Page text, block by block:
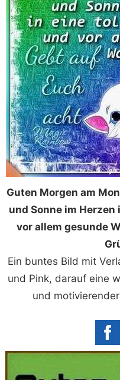
Guten Morgen am
und Sonne im
vor allem gesunde
Ein buntes Bild mit
und Pink, darauf eine
und